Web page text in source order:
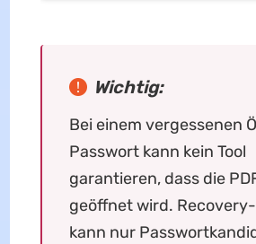
Wichtig:
Bei einem vergessenen
Passwort kann kein Tool
garantieren, dass die
geöffnet wird.
kann nur